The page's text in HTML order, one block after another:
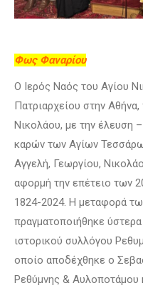
Φως Φαναρίου
Ο Ιερός Ναός του Αγίου
Πατριαρχείου στην
Νικολάου, με την έλευση
καρών των Αγίων
Αγγελή, Γεωργίου,
αφορμή την επέτειο των
1824-2024. Η μεταφορά
πραγματοποιήθηκε
ιστορικού συλλόγου
οποίο αποδέχθηκε ο
Ρεθύμνης & Αυλοποτάμου